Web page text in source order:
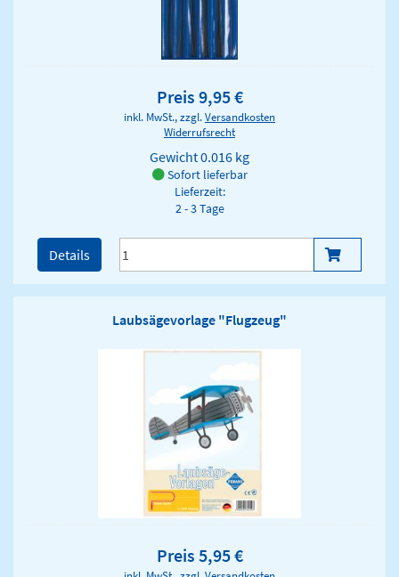
Preis 9,95 €
inkl. MwSt., zzgl.Versandkosten
Widerrufsrecht
Gewicht0.016 kg
Sofort lieferbar
Lieferzeit:
2 - 3 Tage
Details
Laubsägevorlage "Flugzeug"
Preis 5,95 €